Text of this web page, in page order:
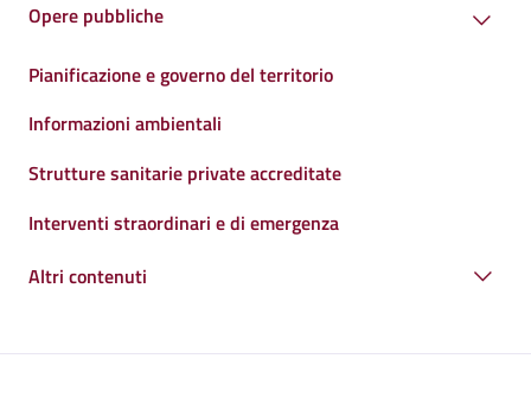
Opere pubbliche
Pianificazione e governo del territorio
Informazioni ambientali
Strutture sanitarie private accreditate
Interventi straordinari e di emergenza
Altri contenuti